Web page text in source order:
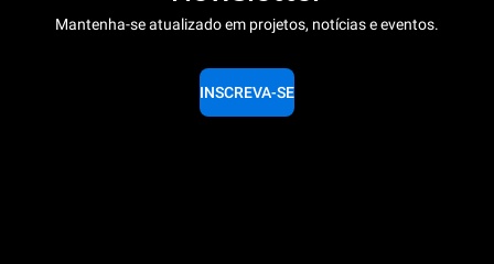
Mantenha-se atualizado em projetos, notícias e eventos.
INSCREVA-SE